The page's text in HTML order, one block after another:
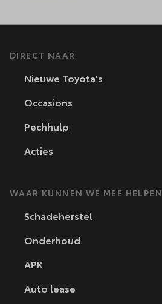
DIRECT NAAR
Nieuwe Toyota's
Occasions
Pechhulp
Acties
WAAR KUNNEN WE MEE HELPEN
Schadeherstel
Onderhoud
APK
Auto lease